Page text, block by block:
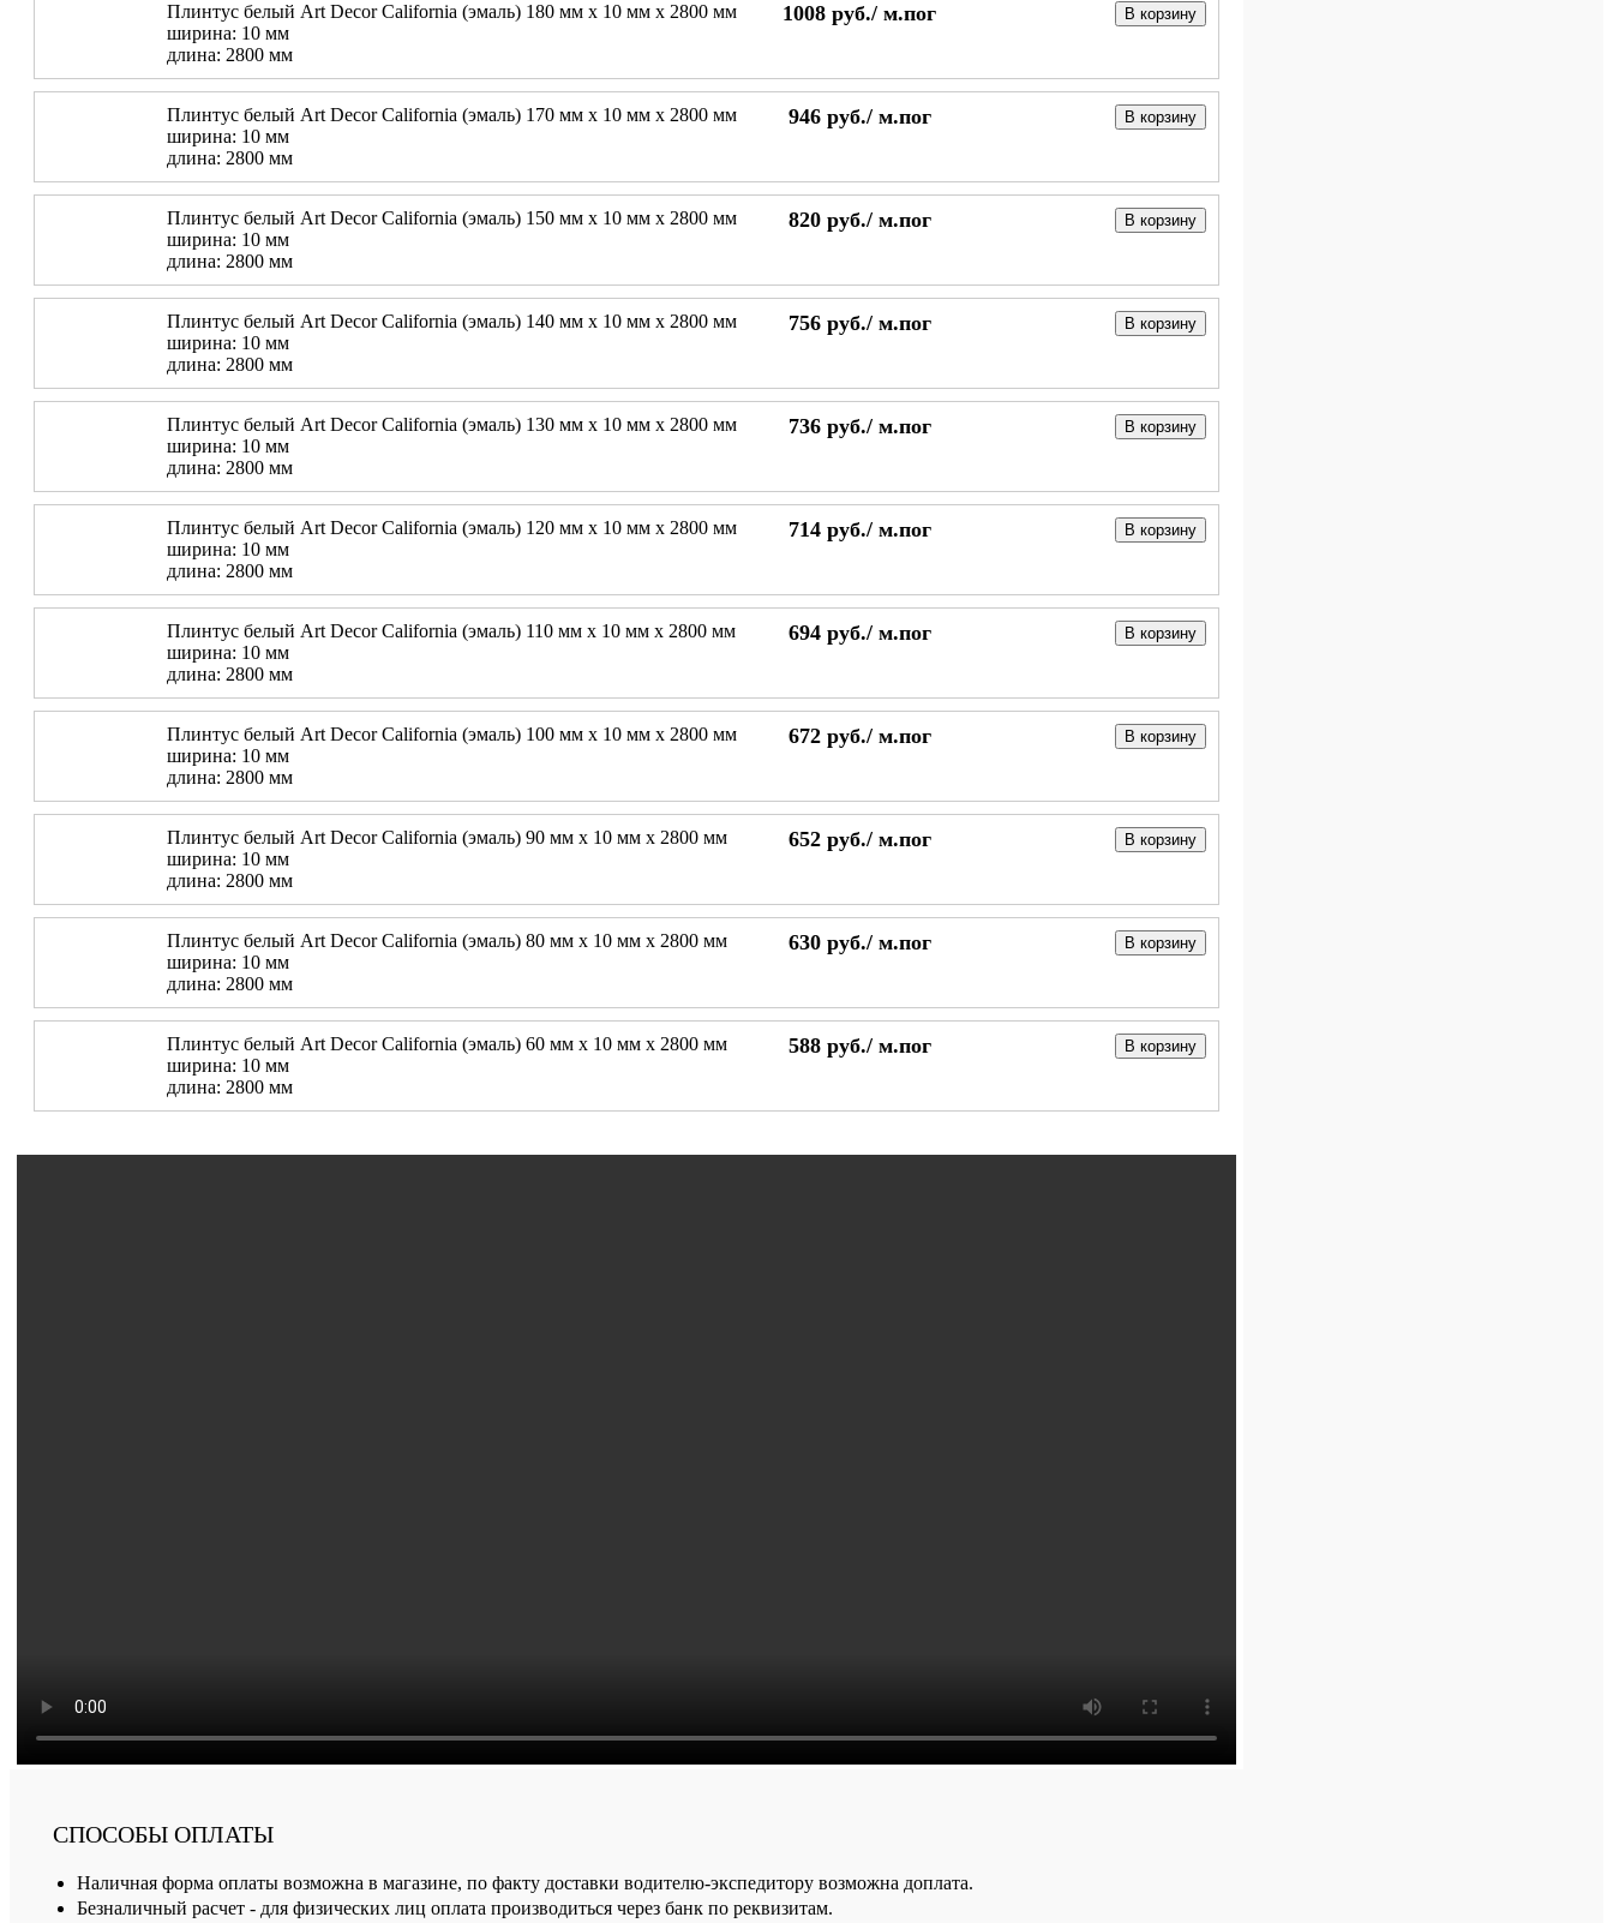
Плинтус белый Art Decor California (эмаль) 180 мм х 10 мм х 2800 мм
ширина: 10 мм
длина: 2800 мм
1008 руб./ м.пог В корзину
Плинтус белый Art Decor California (эмаль) 170 мм х 10 мм х 2800 мм
ширина: 10 мм
длина: 2800 мм
946 руб./ м.пог В корзину
Плинтус белый Art Decor California (эмаль) 150 мм х 10 мм х 2800 мм
ширина: 10 мм
длина: 2800 мм
820 руб./ м.пог В корзину
Плинтус белый Art Decor California (эмаль) 140 мм х 10 мм х 2800 мм
ширина: 10 мм
длина: 2800 мм
756 руб./ м.пог В корзину
Плинтус белый Art Decor California (эмаль) 130 мм х 10 мм х 2800 мм
ширина: 10 мм
длина: 2800 мм
736 руб./ м.пог В корзину
Плинтус белый Art Decor California (эмаль) 120 мм х 10 мм х 2800 мм
ширина: 10 мм
длина: 2800 мм
714 руб./ м.пог В корзину
Плинтус белый Art Decor California (эмаль) 110 мм х 10 мм х 2800 мм
ширина: 10 мм
длина: 2800 мм
694 руб./ м.пог В корзину
Плинтус белый Art Decor California (эмаль) 100 мм х 10 мм х 2800 мм
ширина: 10 мм
длина: 2800 мм
672 руб./ м.пог В корзину
Плинтус белый Art Decor California (эмаль) 90 мм х 10 мм х 2800 мм
ширина: 10 мм
длина: 2800 мм
652 руб./ м.пог В корзину
Плинтус белый Art Decor California (эмаль) 80 мм х 10 мм х 2800 мм
ширина: 10 мм
длина: 2800 мм
630 руб./ м.пог В корзину
Плинтус белый Art Decor California (эмаль) 60 мм х 10 мм х 2800 мм
ширина: 10 мм
длина: 2800 мм
588 руб./ м.пог В корзину
СПОСОБЫ ОПЛАТЫ
Наличная форма оплаты возможна в магазине, по факту доставки водителю-экспедитору возможна доплата.
Безналичный расчет - для физических лиц оплата производиться через банк по реквизитам.